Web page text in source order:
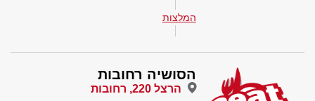
המלצות
הסושיה רחובות
הרצל 220, רחובות